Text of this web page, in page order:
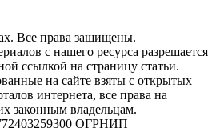
Все права защищены.
с нашего ресурса разрешается
ссылкой на страницу статьи.
на сайте взяты с открытых
интернета, все права на
законным владельцам.
ОГРНИП